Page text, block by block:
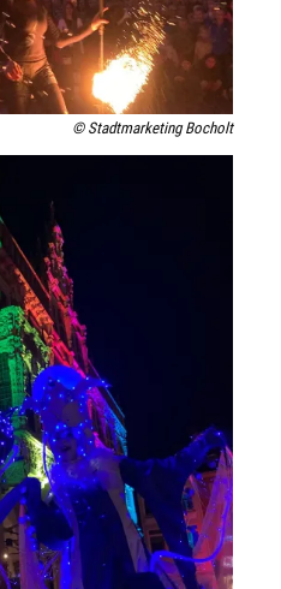
© Stadtmarketing Bocholt